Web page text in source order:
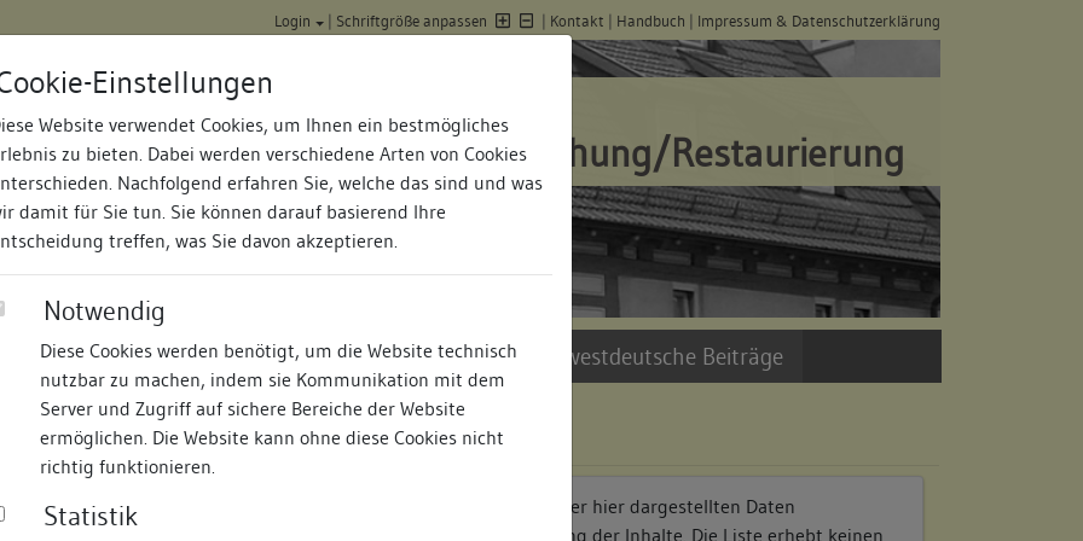
Einstellungen
Website verwendet Cookies, um Ihnen ein bestmögliches
zu bieten. Dabei werden verschiedene Arten von Cookies
Nachfolgend erfahren Sie, welche das sind und was
damit für Sie tun. Sie können darauf basierend Ihre
treffen, was Sie davon akzeptieren.
Notwendig
Diese Cookies werden benötigt, um die Website technisch
nutzbar zu machen, indem sie Kommunikation mit dem
Server und Zugriff auf sichere Bereiche der Website
ermöglichen. Die Website kann ohne diese Cookies nicht
richtig funktionieren.
Statistik
Login | Schriftgröße anpassen | Kontakt | Handbuch | Impressum & Datenschutzerklärung
Datenbank Bauforschung/Restaurierung
Termine Suche Freie Bauforscher:innen Südwestdeutsche Beiträge
in unterschiedlichem Maße an der Erhebung und Pflege einiger der hier dargestellten Daten
strikt nach der Postleitzahl und beinhaltet somit keinerlei Wertung der Inhalte. Die Liste erhebt keinen